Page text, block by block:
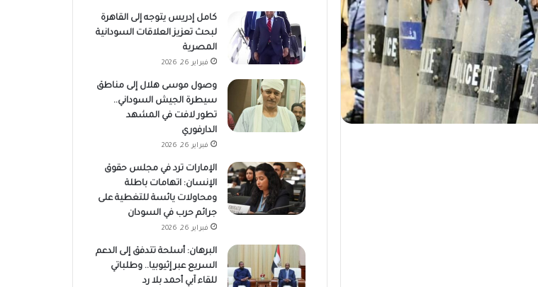
كامل إدريس يتوجه إلى القاهرة
لبحث تعزيز العلاقات السودانية
المصرية
فبراير 26, 2026
وصول موسى هلال إلى مناطق
سيطرة الجيش السوداني..
تطور لافت في المشهد
الدارفوري
فبراير 26, 2026
الإمارات ترد في مجلس حقوق
الإنسان: اتهامات باطلة
ومحاولات يائسة للتغطية على
جرائم حرب في السودان
فبراير 26, 2026
البرهان: أسلحة تتدفق إلى الدعم
السريع عبر إثيوبيا.. وطلباتي
للقاء آبي أحمد بلا رد